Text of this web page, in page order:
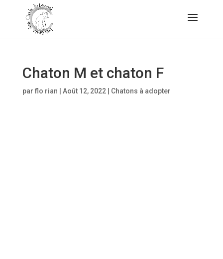
Chaton M et chaton F
par flo rian Août 12, 2022| Chatons à adopter